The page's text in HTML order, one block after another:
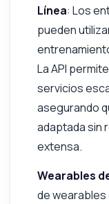
Línea: Los
pueden
La API
servicios
asegurando
adaptada sin
extensa.
Wearables
de wearables